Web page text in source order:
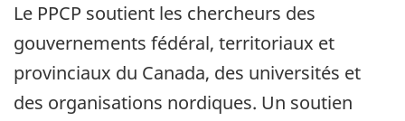
Le PPCP soutient les chercheurs des
gouvernements fédéral, territoriaux et
provinciaux du Canada, des universités et
des organisations nordiques. Un soutien